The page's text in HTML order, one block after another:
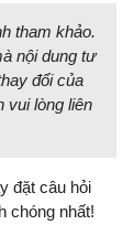
tham khảo.
nội dung tư
đổi của
vui lòng liên
đặt câu hỏi
chóng nhất!